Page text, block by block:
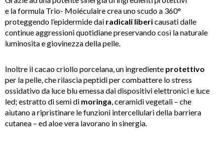
e la formula Trio- Moléculaire crea uno scudo a 360°
proteggendo l’epidermide dai radicali libericausati dalle
continue aggressioni quotidiane preservando così la naturale
luminosita e giovinezza della pelle.
Inoltre il cacao criollo porcelana, un ingrediente protettivo
per la pelle, che rilascia peptidi per combattere lo stress
ossidativo da luce blu emessa dai dispositivi elettronici e luce
led; estratto di semi di moringa , ceramidi vegetali – che
aiutano a ripristinare le funzioni intercellulari della barriera
cutanea – ed aloe vera lavorano in sinergia.